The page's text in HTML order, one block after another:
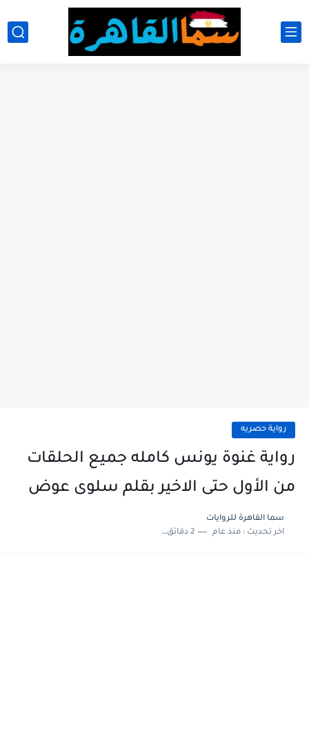
رواية حصريه
رواية غنوة يونس كامله جميع الحلقات
من الأول حتى الاخير بقلم سلوى عوض
سما القاهرة للروايات
اخر تحديث :منذ عام 2 دقائق للقراءة